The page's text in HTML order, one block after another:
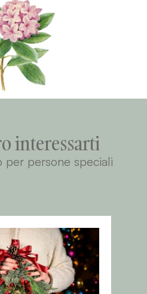
interessarti
persone speciali